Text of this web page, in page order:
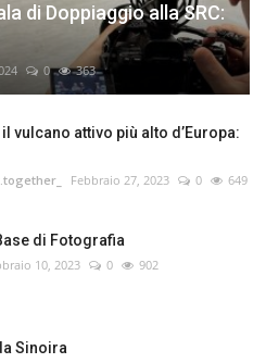
di Doppiaggio alla SRC:
0 363
vulcano attivo più alto d’Europa:
Febbraio 27, 2023 0 649
di Fotografia
10, 2023 0 902
Sinoira